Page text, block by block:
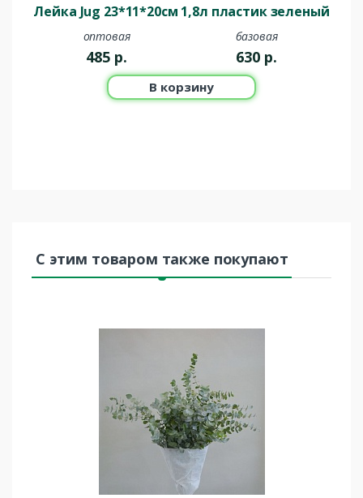
Лейка Jug 23*11*20см 1,8л пластик зеленый
оптовая
485 р.
базовая
630 р.
В корзину
С этим товаром также покупают